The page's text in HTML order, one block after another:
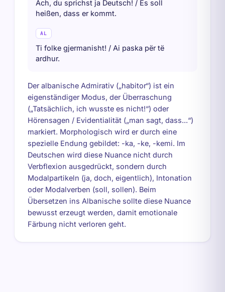
Ach, du sprichst ja Deutsch! / Es soll
heißen, dass er kommt.
AL
Ti folke gjermanisht! / Ai paska për të
ardhur.
Der albanische Admirativ („habitor“) ist ein
eigenständiger Modus, der Überraschung
(„Tatsächlich, ich wusste es nicht!“) oder
Hörensagen / Evidentialität („man sagt, dass...“)
markiert. Morphologisch wird er durch eine
spezielle Endung gebildet: -ka, -ke, -kemi. Im
Deutschen wird diese Nuance nicht durch
Verbflexion ausgedrückt, sondern durch
Modalpartikeln (ja, doch, eigentlich), Intonation
oder Modalverben (soll, sollen). Beim
Übersetzen ins Albanische sollte diese Nuance
bewusst erzeugt werden, damit emotionale
Färbung nicht verloren geht.